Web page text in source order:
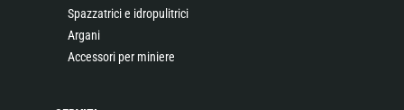
Spazzatrici e idropulitrici
Argani
Accessori per miniere